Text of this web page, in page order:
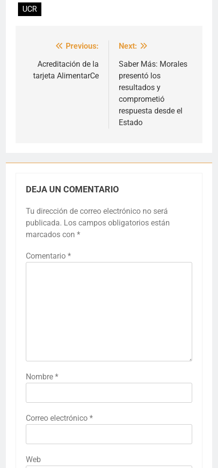
UCR
Navegación
de
entradas
Previous:
Acreditación de la
tarjeta AlimentarCe
Next:
Saber Más: Morales
presentó los
resultados y
comprometió
respuesta desde el
Estado
DEJA UN COMENTARIO
Tu dirección de correo electrónico no será
publicada. Los campos obligatorios están
marcados con *
Comentario *
Nombre *
Correo electrónico *
Web